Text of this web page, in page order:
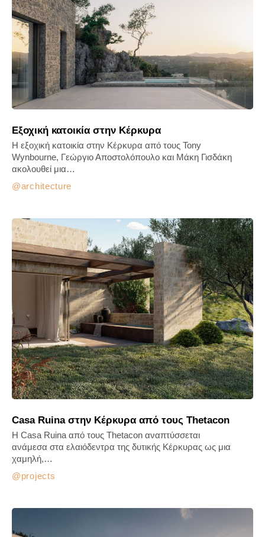
Εξοχική κατοικία στην Κέρκυρα
architecture
Η εξοχική κατοικία στην Κέρκυρα από τους Tony
Wynbourne, Γεώργιο Αποστολόπουλο και Μάκη Γισδάκη
ακολουθεί μια…
Casa Ruina στην Κέρκυρα από τους Thetacon
projects
Η Casa Ruina από τους Thetacon αναπτύσσεται
ανάμεσα στα ελαιόδεντρα της δυτικής Κέρκυρας ως μια
χαμηλή,…